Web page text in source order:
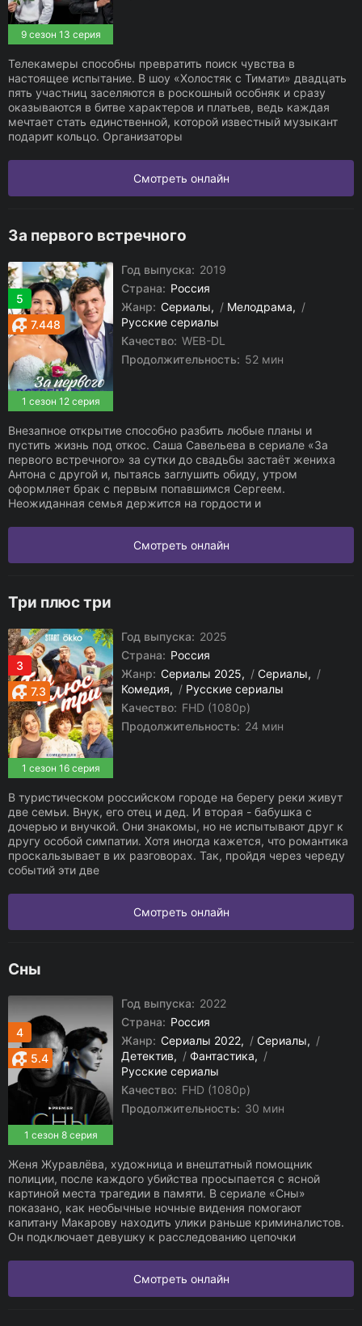
9 сезон 13 серия
Телекамеры способны превратить поиск чувства в
настоящее испытание. В шоу «Холостяк с Тимати» двадцать
пять участниц заселяются в роскошный особняк и сразу
оказываются в битве характеров и платьев, ведь каждая
мечтает стать единственной, которой известный музыкант
подарит кольцо. Организаторы
Смотреть онлайн
За первого встречного
5
1 сезон 12 серия
7.448
Год выпуска: 2019
Страна: Россия
Жанр: Сериалы / Мелодрама
/
Русские сериалы
Качество: WEB-DL
Продолжительность: 52 мин
Внезапное открытие способно разбить любые планы и
пустить жизнь под откос. Саша Савельева в сериале «За
первого встречного» за сутки до свадьбы застаёт жениха
Антона с другой и, пытаясь заглушить обиду, утром
оформляет брак с первым попавшимся Сергеем.
Неожиданная семья держится на гордости и
Смотреть онлайн
Три плюс три
3
1 сезон 16 серия
7.3
Год выпуска: 2025
Страна: Россия
Жанр: Сериалы 2025 / Сериалы
/
Комедия
/ Русские сериалы
Качество: FHD (1080p)
Продолжительность: 24 мин
В туристическом российском городе на берегу реки живут
две семьи. Внук, его отец и дед. И вторая - бабушка с
дочерью и внучкой. Они знакомы, но не испытывают друг к
другу особой симпатии. Хотя иногда кажется, что романтика
проскальзывает в их разговорах. Так, пройдя через череду
событий эти две
Смотреть онлайн
Сны
4
1 сезон 8 серия
5.4
Год выпуска: 2022
Страна: Россия
Жанр: Сериалы 2022 / Сериалы
/
Детектив
/ Фантастика
/
Русские сериалы
Качество: FHD (1080p)
Продолжительность: 30 мин
Женя Журавлёва, художница и внештатный помощник
полиции, после каждого убийства просыпается с ясной
картиной места трагедии в памяти. В сериале «Сны»
показано, как необычные ночные видения помогают
капитану Макарову находить улики раньше криминалистов.
Он подключает девушку к расследованию цепочки
Смотреть онлайн